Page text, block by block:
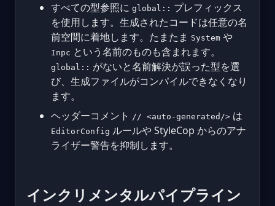
すべての型参照に global:: プレフィックス
を使用します。生成されたコードは任意の名
前空間に着地します。たまたま System や
Inpc という名前のものも含まれます。
global:: がないと名前解決が誤った型を選
び、生成ファイルがコンパイルできなくなり
ます。
ヘッダーコメント // <auto-generated/> は
EditorConfig ルールや StyleCop からのアナ
ライザー警告を抑制します。
インクリメンタルパイプライン